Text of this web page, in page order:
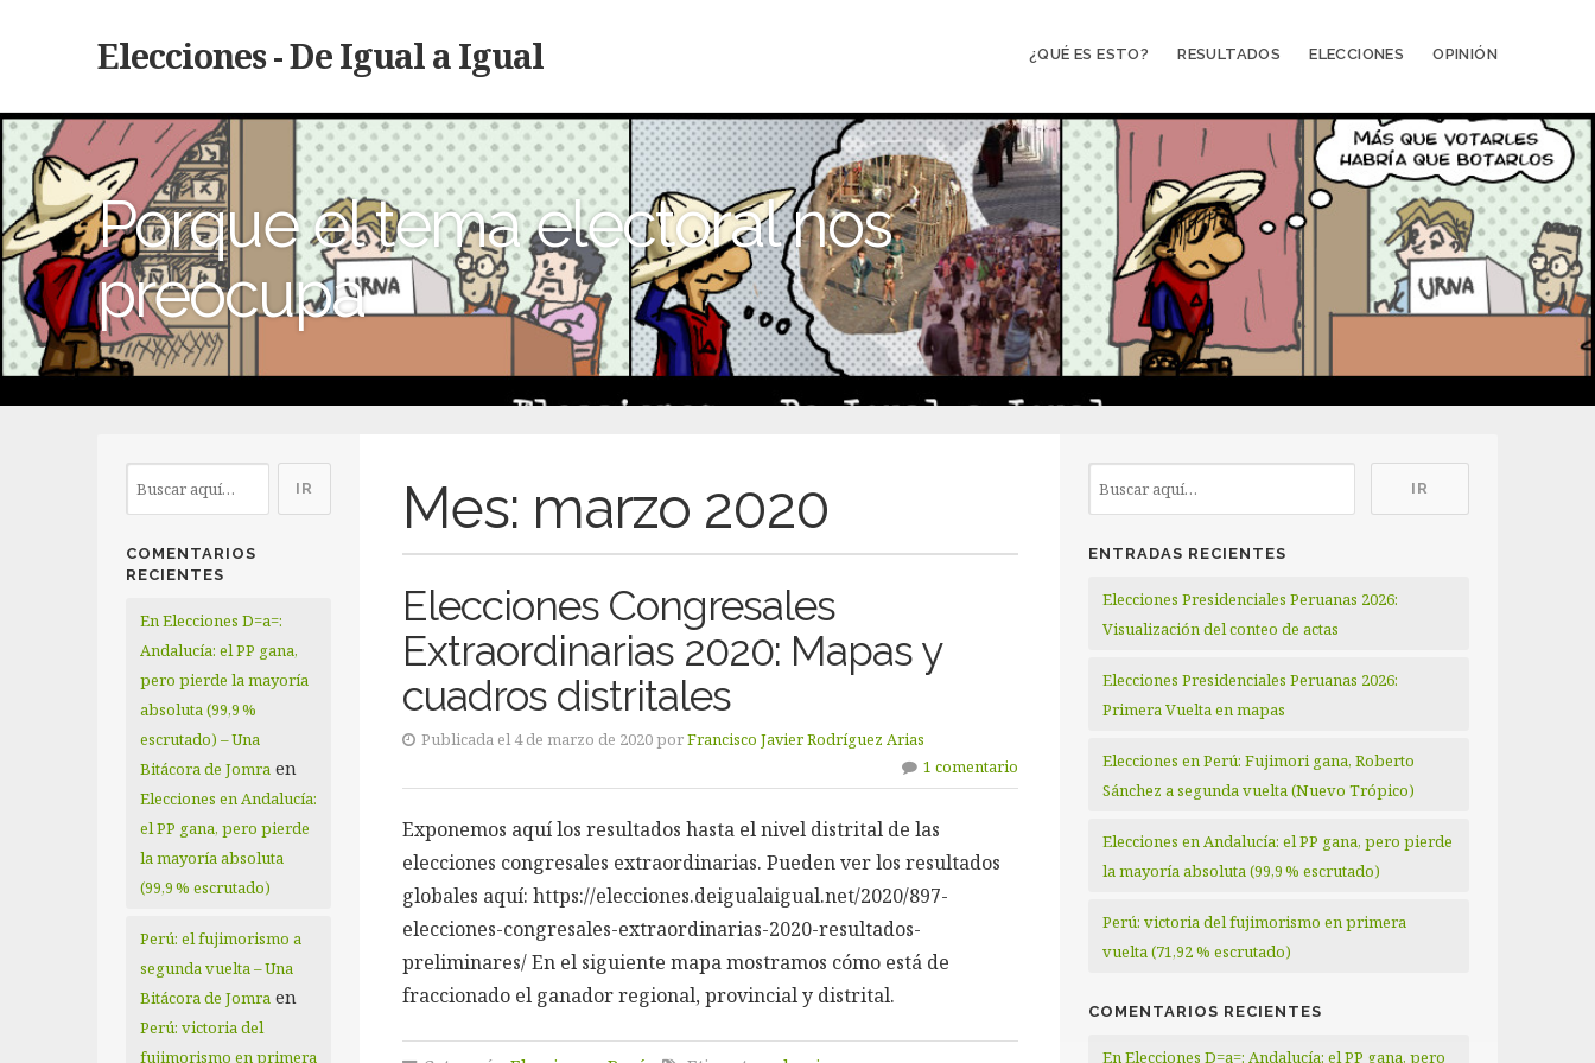
Elecciones - De Igual a Igual ¿QUÉ ES ESTO? RESULTADOS ELECCIONES OPINIÓN
Porque el tema electoral nos
preocupa
COMENTARIOS
RECIENTES
En Elecciones D=a=:
Andalucía: el PP gana,
pero pierde la mayoría
absoluta (99,9 %
escrutado) – Una
Bitácora de Jomra en
Elecciones en Andalucía:
el PP gana, pero pierde
la mayoría absoluta
(99,9 % escrutado)
Perú: el fujimorismo a
segunda vuelta – Una
Bitácora de Jomra en
Perú: victoria del
fujimorismo en primera
Mes: marzo 2020
Elecciones Congresales
Extraordinarias 2020: Mapas y
cuadros distritales
Publicada el 4 de marzo de 2020 porFrancisco Javier Rodríguez Arias
1 comentario
Exponemos aquí los resultados hasta el nivel distrital de las
elecciones congresales extraordinarias. Pueden ver los resultados
globales aquí: https://elecciones.deigualaigual.net/2020/897-
elecciones-congresales-extraordinarias-2020-resultados-
preliminares/ En el siguiente mapa mostramos cómo está de
fraccionado el ganador regional, provincial y distrital.
ENTRADAS RECIENTES
Elecciones Presidenciales Peruanas 2026:
Visualización del conteo de actas
Elecciones Presidenciales Peruanas 2026:
Primera Vuelta en mapas
Elecciones en Perú: Fujimori gana, Roberto
Sánchez a segunda vuelta (Nuevo Trópico)
Elecciones en Andalucía: el PP gana, pero pierde
la mayoría absoluta (99,9 % escrutado)
Perú: victoria del fujimorismo en primera
vuelta (71,92 % escrutado)
COMENTARIOS RECIENTES
En Elecciones D=a=: Andalucía: el PP gana, pero